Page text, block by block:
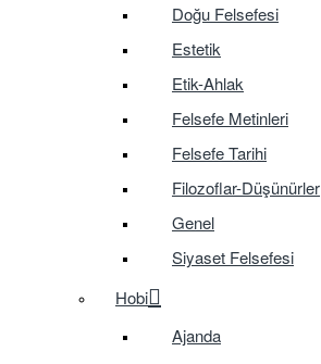
Doğu Felsefesi
Estetik
Etik-Ahlak
Felsefe Metinleri
Felsefe Tarihi
Filozoflar-Düşünürler
Genel
Siyaset Felsefesi
Hobi
Ajanda